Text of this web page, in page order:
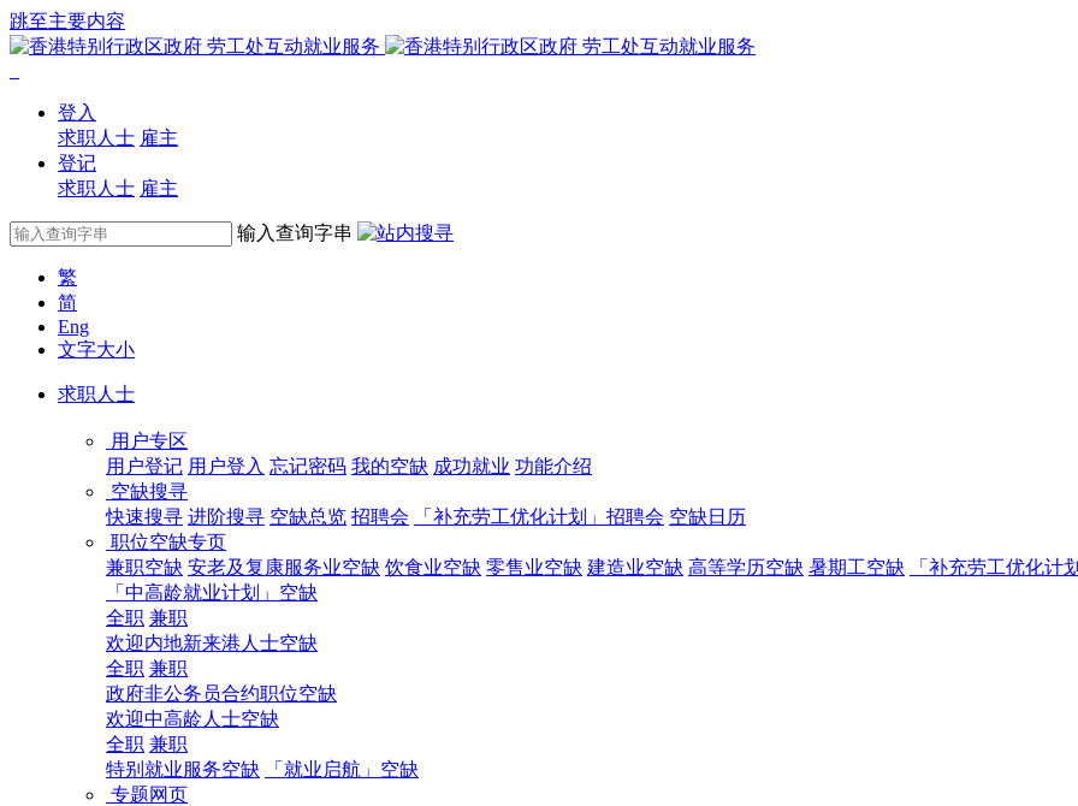
跳至主要内容
登入
求职人士 雇主
登记
求职人士 雇主
输入查询字串
繁
简
Eng
文字大小
求职人士
用户专区
用户登记 用户登入 忘记密码 我的空缺 成功就业 功能介绍
空缺搜寻
快速搜寻 进阶搜寻 空缺总览 招聘会 「补充劳工优化计划」招聘会 空缺日历
职位空缺专页
兼职空缺 安老及复康服务业空缺 饮食业空缺 零售业空缺 建造业空缺 高等学历空缺 暑期工空缺
「补充劳工优化计
「中高龄就业计划」空缺
全职 兼职
欢迎内地新来港人士空缺
全职 兼职
政府非公务员合约职位空缺
欢迎中高龄人士空缺
全职 兼职
特别就业服务空缺
「就业启航」空缺
专题网页